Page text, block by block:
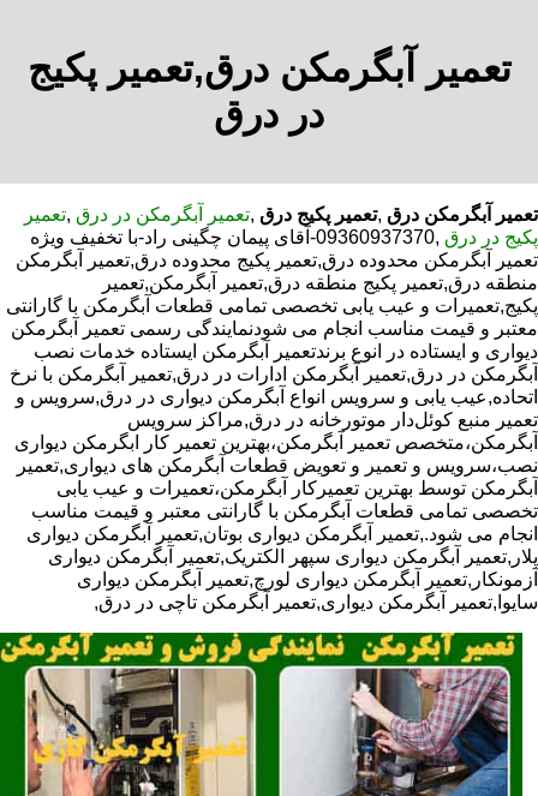
تعمیر آبگرمکن درق,تعمیر پکیج
در درق
تعمیر آبگرمکن درق ,تعمیر پکیج درق ,تعمیر آبگرمکن در درق ,تعمیر
پکیج در درق
,09360937370-آقای پیمان چگینی راد-با تخفیف ویژه
تعمیر آبگرمکن محدوده درق,تعمیر پکیج محدوده درق,تعمیر آبگرمکن
منطقه درق,تعمیر پکیج منطقه درق,تعمیر آبگرمکن,تعمیر
پکیج,تعمیرات و عیب یابی تخصصی تمامی قطعات آبگرمکن با گارانتی
معتبر و قیمت مناسب انجام می شودنمایندگی رسمی تعمیر آبگرمکن
دیواری و ایستاده در انوع برندتعمیر آبگرمکن ایستاده خدمات نصب
آبگرمکن در درق,تعمیر آبگرمکن ادارات در درق,تعمیر آبگرمکن با نرخ
اتحاده,عیب یابی و سرویس انواع آبگرمکن دیواری در درق,سرویس و
تعمیر منبع کوئل‌دار موتورخانه در درق,مراکز سرویس
آبگرمکن،متخصص تعمیر آبگرمکن،بهترین تعمیر کار ابگرمکن دیواری
نصب،سرویس و تعمیر و تعویض قطعات آبگرمکن های دیواری,تعمیر
آبگرمکن توسط بهترین تعمیرکار آبگرمکن،تعمیرات و عیب یابی
تخصصی تمامی قطعات آبگرمکن با گارانتی معتبر و قیمت مناسب
انجام می شود.,تعمیر آبگرمکن دیواری بوتان,تعمیر آبگرمکن دیواری
پلار,تعمیر آبگرمکن دیواری سپهر الکتریک,تعمیر آبگرمکن دیواری
آزمونکار,تعمیر آبگرمکن دیواری لورچ,تعمیر آبگرمکن دیواری
سایوا,تعمیر آبگرمکن دیواری,تعمیر آبگرمکن تاچی در درق,